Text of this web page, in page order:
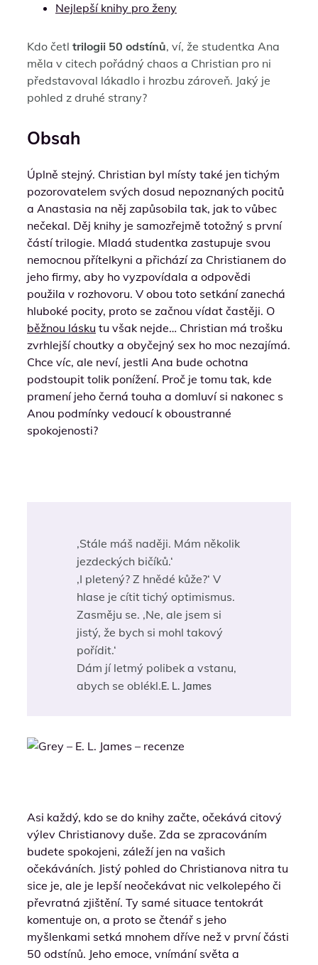
Nejlepší knihy pro ženy
Kdo četl trilogii 50 odstínů, ví, že studentka Ana
měla v citech pořádný chaos a Christian pro ni
představoval lákadlo i hrozbu zároveň. Jaký je
pohled z druhé strany?
Obsah
Úplně stejný. Christian byl místy také jen tichým
pozorovatelem svých dosud nepoznaných pocitů
a Anastasia na něj zapůsobila tak, jak to vůbec
nečekal. Děj knihy je samozřejmě totožný s první
částí trilogie. Mladá studentka zastupuje svou
nemocnou přítelkyni a přichází za Christianem do
jeho firmy, aby ho vyzpovídala a odpovědi
použila v rozhovoru. V obou toto setkání zanechá
hluboké pocity, proto se začnou vídat častěji. O
běžnou lásku tu však nejde… Christian má trošku
zvrhlejší choutky a obyčejný sex ho moc nezajímá.
Chce víc, ale neví, jestli Ana bude ochotna
podstoupit tolik ponížení. Proč je tomu tak, kde
pramení jeho černá touha a domluví si nakonec s
Anou podmínky vedoucí k oboustranné
spokojenosti?
,Stále máš naději. Mám několik
jezdeckých bičíků.‘
,I pletený? Z hnědé kůže?‘ V
hlase je cítit tichý optimismus.
Zasměju se. ,Ne, ale jsem si
jistý, že bych si mohl takový
pořídit.‘
Dám jí letmý polibek a vstanu,
abych se oblékl.E. L. James
Asi každý, kdo se do knihy začte, očekává citový
výlev Christianovy duše. Zda se zpracováním
budete spokojeni, záleží jen na vašich
očekáváních. Jistý pohled do Christianova nitra tu
sice je, ale je lepší neočekávat nic velkolepého či
převratná zjištění. Ty samé situace tentokrát
komentuje on, a proto se čtenář s jeho
myšlenkami setká mnohem dříve než v první části
50 odstínů. Jeho emoce, vnímání světa a